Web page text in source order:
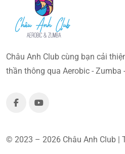
Châu Anh Club cùng bạn cải
thần thông qua Aerobic - Zumba
© 2023 – 2026 Châu Anh Club |